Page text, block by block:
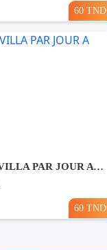
60 TND
NETTOYAGE DE VILLA PAR JOUR A Gammarth
60 TND